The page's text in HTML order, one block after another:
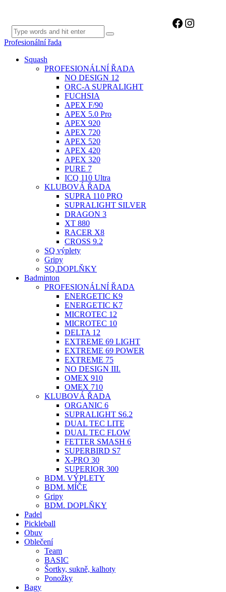
Profesionální řada
Facebook
Squash
PROFESIONÁLNÍ ŘADA
NO DESIGN 12
ORC-A SUPRALIGHT
FUCHSIA
APEX F/90
APEX 5.0 Pro
APEX 920
APEX 720
APEX 520
APEX 420
APEX 320
PURE 7
ICQ 110 Ultra
KLUBOVÁ ŘADA
SUPRA 110 PRO
SUPRALIGHT SILVER
DRAGON 3
XT 880
RACER X8
CROSS 9.2
SQ výplety
Gripy
SQ.DOPLŇKY
Badminton
PROFESIONÁLNÍ ŘADA
ENERGETIC K9
ENERGETIC K7
MICROTEC 12
MICROTEC 10
DELTA 12
EXTREME 69 LIGHT
EXTREME 69 POWER
EXTREME 75
NO DESIGN III.
OMEX 910
OMEX 710
KLUBOVÁ ŘADA
ORGANIC 6
SUPRALIGHT S6.2
DUAL TEC LITE
DUAL TEC FLOW
FETTER SMASH 6
SUPERBIRD S7
X-PRO 30
SUPERIOR 300
BDM. VÝPLETY
BDM. MÍČE
Gripy
BDM. DOPLŇKY
Padel
Pickleball
Obuv
Oblečení
Team
BASIC
Šortky, sukně, kalhoty
Ponožky
Bagy